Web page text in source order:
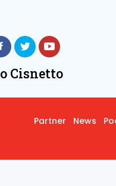
Cisnetto
Partner News